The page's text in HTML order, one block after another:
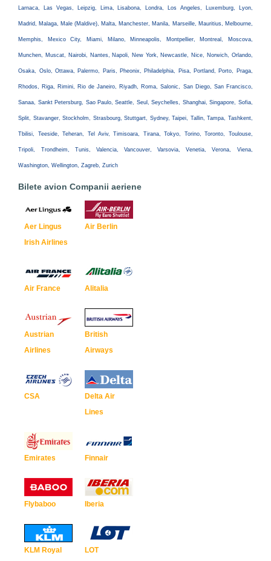
Larnaca, Las Vegas, Leipzig, Lima, Lisabona, Londra, Los Angeles, Luxemburg, Lyon,
Madrid, Malaga, Male (Maldive), Malta, Manchester, Manila, Marseille, Mauritius, Melbourne,
Memphis, Mexico City, Miami, Milano, Minneapolis, Montpellier, Montreal, Moscova,
Munchen, Muscat, Nairobi, Nantes, Napoli, New York, Newcastle, Nice, Norwich, Orlando,
Osaka, Oslo, Ottawa, Palermo, Paris, Pheonix, Philadelphia, Pisa, Portland, Porto, Praga,
Rhodos, Riga, Rimini, Rio de Janeiro, Riyadh, Roma, Salonic, San Diego, San Francisco,
Sanaa, Sankt Petersburg, Sao Paulo, Seattle, Seul, Seychelles, Shanghai, Singapore, Sofia,
Split, Stavanger, Stockholm, Strasbourg, Stuttgart, Sydney, Taipei, Tallin, Tampa, Tashkent,
Tbilisi, Teeside, Teheran, Tel Aviv, Timisoara, Tirana, Tokyo, Torino, Toronto, Toulouse,
Tripoli, Trondheim, Tunis, Valencia, Vancouver, Varsovia, Venetia, Verona, Viena,
Washington, Wellington, Zagreb, Zurich
Bilete avion Companii aeriene
Aer Lingus
Irish Airlines
Air Berlin
Air France Alitalia
Austrian
Airlines
British
Airways
CSA
Delta Air
Lines
Emirates Finnair
Flybaboo Iberia
KLM Royal
LOT